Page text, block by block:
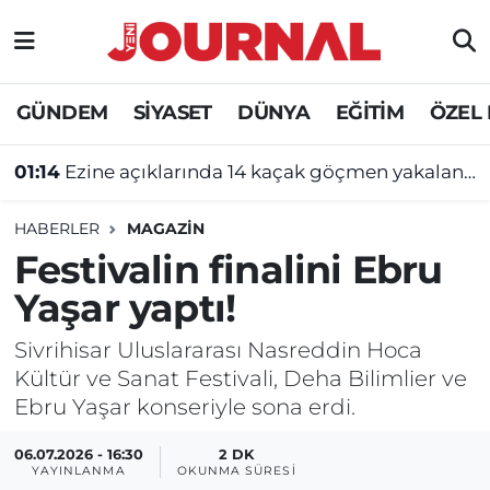
GÜNDEM SİYASET DÜNYA EĞİTİM ÖZEL
01:14 Ezine açıklarında 14 kaçak göçmen yakalandı
HABERLER MAGAZİN
Festivalin finalini Ebru
Yaşar yaptı!
Sivrihisar Uluslararası Nasreddin Hoca
Kültür ve Sanat Festivali, Deha Bilimlier ve
Ebru Yaşar konseriyle sona erdi.
06.07.2026 - 16:30
YAYINLANMA
2 DK
OKUNMA SÜRESI
GÜNDEM
SİYASET
DÜNYA
EĞİTİM
ÖZEL HABER
Nöbetçi Eczaneler
Hava Durumu
Süper Lig Puan Durumu ve Fikstür
Tüm Manşetler
Son Dakika Haberleri
Haber Arşivi